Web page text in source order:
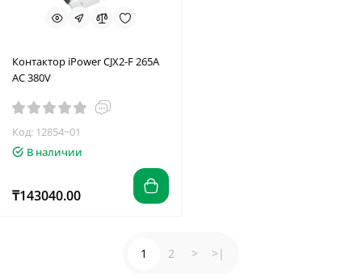
Контактор iPower CJX2-F 265A
AC 380V
Код: 12854~01
В наличии
₸143040.00
1 2 > >|